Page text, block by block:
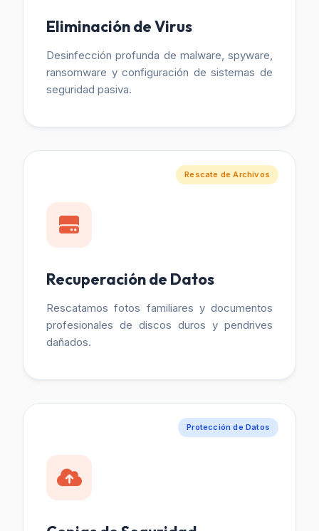
Eliminación de Virus
Desinfección profunda de malware, spyware,
ransomware y configuración de sistemas de
seguridad pasiva.
Rescate de Archivos
Recuperación de Datos
Rescatamos fotos familiares y documentos
profesionales de discos duros y pendrives
dañados.
Protección de Datos